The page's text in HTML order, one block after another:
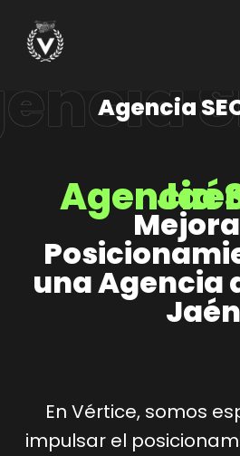
Agencia
Agencia Seo en
una Agencia
Jaén
En Vértice, somos
impulsar el